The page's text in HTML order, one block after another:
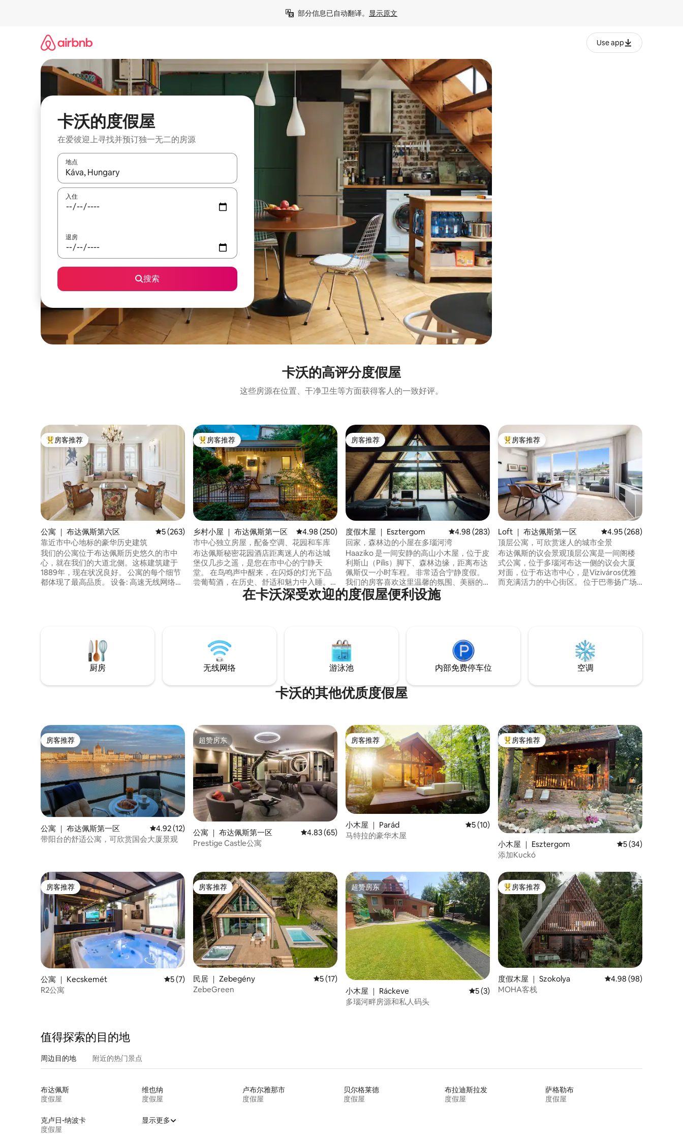
部分信息已自动翻译。 显示原文
Use app
卡沃的度假屋
在爱彼迎上寻找并预订独一无二的房源
地点
如有搜索结果，请使用上下方向键查看，或通过点击或滑动手势浏览。
入住
退房
搜索
卡沃的高评分度假屋
这些房源在位置、干净卫生等方面获得客人的一致好评。
热门「房客推荐」
房客推荐
公寓 ｜ 布达佩斯第六区 平均评分 5 分（满分 5 分），共 263 条评价
5 (263)
靠近市中心地标的豪华历史建筑
我们的公寓位于布达佩斯历史悠久的市中
心，就在我们的大道北侧。这栋建筑建于
1889年，现在状况良好。 公寓的每个细节
都体现了最高品质。 设备: 高速无线网络、
器、烤面包机、炊具、餐具、盘子、玻璃
杯。 卫生间： 吹风机、毛巾、液体皂。 卧
室： 有线电视、三星40英寸智能电视
（Netflix、Youtube）、高品质床上用
品、Springbox舒适床。 我们非常乐意满足
您的特殊要求。 当您抵达房源时，我会在
可以帮助您安排往返机场或火车站的交通
工具。 有房客时，我24小时为您服务。住
宿期间，您可以随时通过电话、viber、
whatsapp、messenger联系我。 公寓位
于布达佩斯历史悠久的市中心大道上，靠
近歌剧院、圣史蒂芬大教堂、匈牙利议会
大厦、WestEnd购物中心和市内著名的废
墟酒吧。
热门「房客推荐」
房客推荐
乡村小屋 ｜ 布达佩斯第一区 平均评分 4.98 分（满分 5 分），共 250 条评价
4.98 (250)
市中心独立房屋，配备空调、花园和车库
布达佩斯秘密花园酒店距离迷人的布达城
堡仅几步之遥，是您在市中心的宁静天
堂。 在鸟鸣声中醒来，在闪烁的灯光下品
尝葡萄酒，在历史、舒适和魅力中入睡。
步行2分钟即可抵达餐厅和杂货店 步行5分
钟即可抵达布达城堡 距离圣斯蒂芬大教堂
房客推荐
房客推荐
度假木屋 ｜ Esztergom 平均评分 4.98 分（满分 5 分），共 283 条评价
4.98 (283)
回家，森林边的小屋在多瑙河湾
Haaziko 是一间安静的高山小木屋，位于皮
利斯山（Pilis）脚下、森林边缘，距离布达
佩斯仅一小时车程。 非常适合宁静度假。
我们的房客喜欢这里温馨的氛围、美丽的
全景、绿意盎然的环境以及丰富的徒步路
线选择。 小木屋坐落在近4,000平方米的林
热门「房客推荐」
房客推荐
Loft ｜ 布达佩斯第一区 平均评分 4.95 分（满
4.95 (268)
顶层公寓，可欣赏迷人的城市全景
布达佩斯的议会景观顶层公寓是一间阁楼
式公寓，位于多瑙河布达一侧的议会大厦
对面，位于布达市中心，是Víziváros优雅
而充满活力的中心街区。 位于巴蒂扬广场
在卡沃深受欢迎的度假屋便利设施
厨房 无线网络 游泳池 内部免费停车位 空调
卡沃的其他优质度假屋
房客推荐
房客推荐
公寓 ｜ 布达佩斯第一区 平均评分 4.92 分（满分 5 分），共 12 条评价
4.92 (12)
带阳台的舒适公寓，可欣赏国会大厦景观
超赞房东
超赞房东
公寓 ｜ 布达佩斯第一区 平均评分 4.83 分（满分 5 分），共 65 条评价
4.83 (65)
Prestige Castle公寓
房客推荐
房客推荐
小木屋 ｜ Parád 平均评分 5 分（满分 5 分），共 10 条评价
5 (10)
马特拉的豪华木屋
热门「房客推荐」
房客推荐
小木屋 ｜ Esztergom 平均评分 5 分（满
5 (34)
添加Kuckó
房客推荐
房客推荐
公寓 ｜ Kecskemét 平均评分 5 分（满分 5 分），共 7 条评价
5 (7)
R2公寓
房客推荐
房客推荐
民居 ｜ Zebegény 平均评分 5 分（满分 5 分），共 17 条评价
5 (17)
ZebeGreen
超赞房东
超赞房东
小木屋 ｜ Ráckeve 平均评分 5 分（满分 5 分），共 3 条评价
5 (3)
多瑙河畔房源和私人码头
热门「房客推荐」
房客推荐
度假木屋 ｜ Szokolya 平均评分 4.98 分（满
4.98 (98)
MOHA客栈
值得探索的目的地
周边目的地 附近的热门景点
布达佩斯
度假屋
维也纳
度假屋
卢布尔雅那市
度假屋
贝尔格莱德
度假屋
布拉迪斯拉发
度假屋
萨格勒布
度假屋
克卢日-纳波卡
度假屋
显示更多